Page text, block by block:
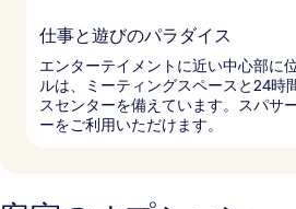
仕事と遊びのパラダイス
エンターテイメントに近い中心部に
ルは、ミーティングスペースと24時
スセンターを備えています。スパサ
ーをご利用いただけます。